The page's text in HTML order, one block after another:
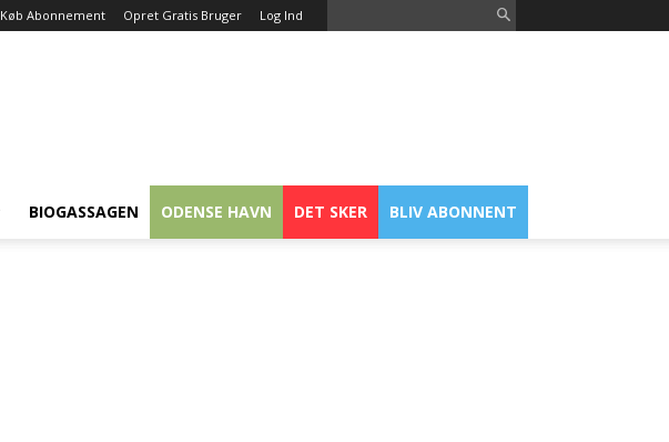
Køb Abonnement Opret Gratis Bruger Log Ind
BIOGASSAGEN ODENSE HAVN DET SKER BLIV ABONNENT